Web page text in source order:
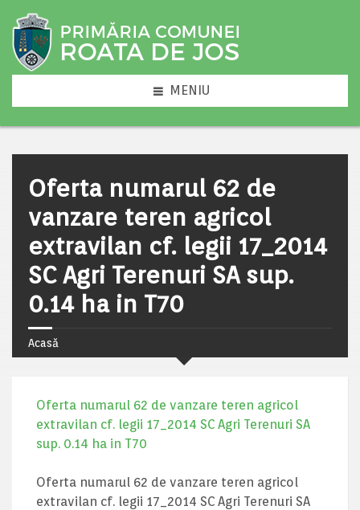
MENIU
Oferta numarul 62 de
vanzare teren agricol
extravilan cf. legii 17_2014
SC Agri Terenuri SA sup.
0.14 ha in T70
Acasă
Oferta numarul 62 de vanzare teren agricol
extravilan cf. legii 17_2014 SC Agri Terenuri SA
sup. 0.14 ha in T70
Oferta numarul 62 de vanzare teren agricol
extravilan cf. legii 17_2014 SC Agri Terenuri SA